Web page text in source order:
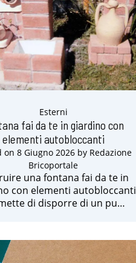
Esterni
fai da te in giardino con
elementi autobloccanti
on 8 Giugno 2026 by Redazione
Bricoportale
una fontana fai da te in
con elementi autobloccanti
di disporre di un pu…